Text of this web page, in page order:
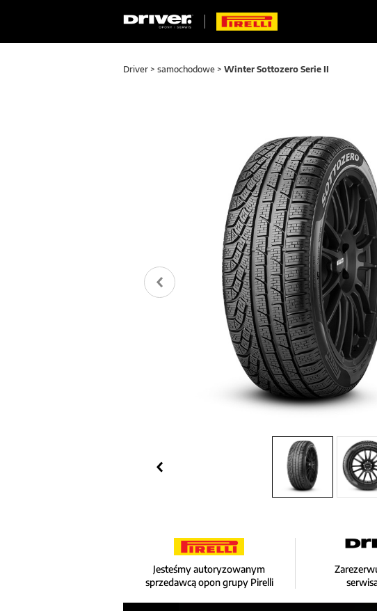
Driver > samochodowe > Winter Sottozero Serie II
Jesteśmy autoryzowanym
sprzedawcą opon grupy Pirelli